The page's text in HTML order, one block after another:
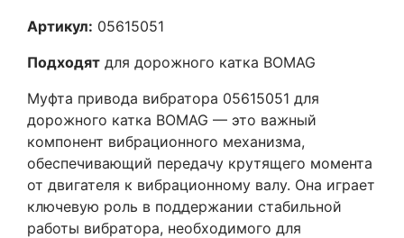
Артикул: 05615051
Подходят для дорожного катка BOMAG
Муфта привода вибратора 05615051 для
дорожного катка BOMAG — это важный
компонент вибрационного механизма,
обеспечивающий передачу крутящего момента
от двигателя к вибрационному валу. Она играет
ключевую роль в поддержании стабильной
работы вибратора, необходимого для